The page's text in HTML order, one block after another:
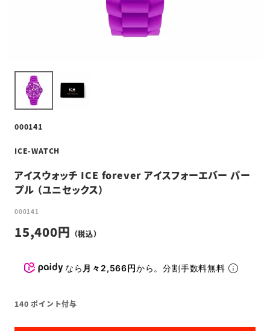
000141
ICE-WATCH
アイスウォッチ ICE forever アイスフォーエバー パー
プル （ユニセックス）
000141
15,400
なら 月々2,566円から。分割手数料無料
140 ポイント付与